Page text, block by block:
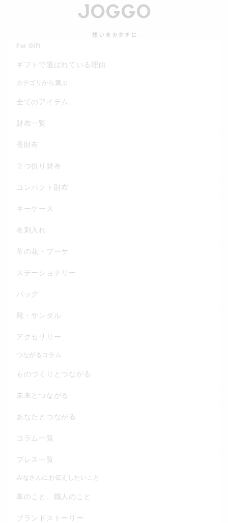
For Gift
ギフトで選ばれている理由
カテゴリから選ぶ
全てのアイテム
財布一覧
長財布
２つ折り財布
コンパクト財布
キーケース
名刺入れ
革の花・ブーケ
ステーショナリー
バッグ
靴・サンダル
アクセサリー
つながるコラム
ものづくりとつながる
未来とつながる
あなたとつながる
コラム一覧
プレス一覧
みなさんにお伝えしたいこと
革のこと、職人のこと
ブランドストーリー